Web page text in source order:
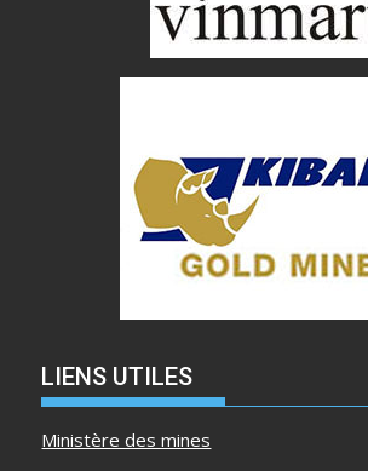
LIENS UTILES
Ministère des mines